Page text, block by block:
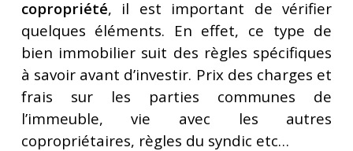
copropriété, il est important de vérifier
quelques éléments. En effet, ce type de
bien immobilier suit des règles spécifiques
à savoir avant d’investir. Prix des charges et
frais sur les parties communes de
l’immeuble, vie avec les autres
copropriétaires, règles du syndic etc…